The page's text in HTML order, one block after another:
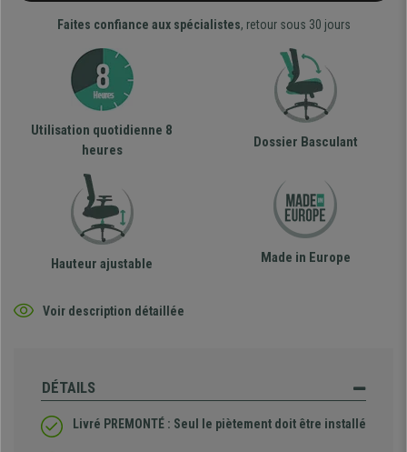
Faites confiance aux spécialistes, retour sous 30 jours
Utilisation quotidienne 8
heures
Dossier Basculant
Hauteur ajustable Made in Europe
Voir description détaillée
DÉTAILS
Livré PREMONTÉ : Seul le piètement doit être installé